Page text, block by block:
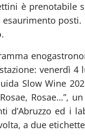
è prenotabile
venerdì 4
Slow Wine
Rosae, Rosae…”,
d’Abruzzo ed i
a due